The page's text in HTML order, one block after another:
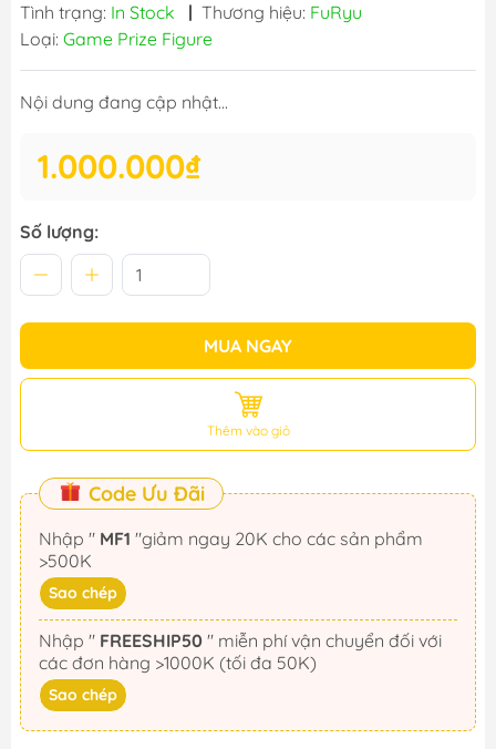
Tình trạng: In Stock | Thương hiệu: FuRyu
Loại: Game Prize Figure
Nội dung đang cập nhật...
1.000.000₫
Số lượng:
MUA NGAY
Thêm vào giỏ
Code Ưu Đãi
Nhập " MF1
>500K
Sao chép
Nhập " FREESHIP50
các đơn hàng >1000K (tối đa 50K)
Sao chép